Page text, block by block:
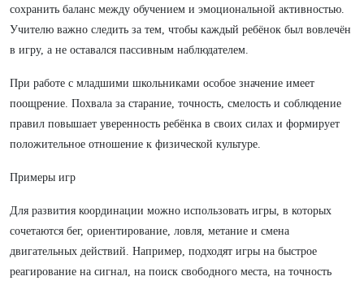
сохранить баланс между обучением и эмоциональной активностью.
Учителю важно следить за тем, чтобы каждый ребёнок был вовлечён
в игру, а не оставался пассивным наблюдателем.
При работе с младшими школьниками особое значение имеет
поощрение. Похвала за старание, точность, смелость и соблюдение
правил повышает уверенность ребёнка в своих силах и формирует
положительное отношение к физической культуре.
Примеры игр
Для развития координации можно использовать игры, в которых
сочетаются бег, ориентирование, ловля, метание и смена
двигательных действий. Например, подходят игры на быстрое
реагирование на сигнал, на поиск свободного места, на точность